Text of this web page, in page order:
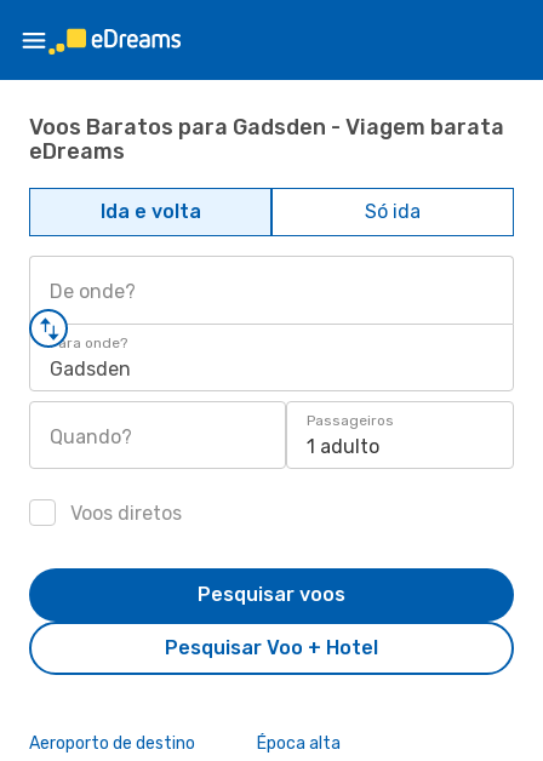
Voos Baratos para Gadsden - Viagem barata
eDreams
Ida e volta Só ida
De onde?
Para onde?
Gadsden
Quando?
Passageiros
1 adulto
Voos diretos
Pesquisar Voo + Hotel
Pesquisar voos
Aeroporto de destino Época alta